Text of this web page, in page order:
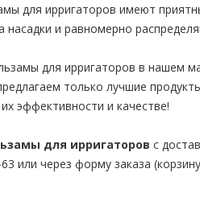
для ирригаторов имеют
насадки и равномерно
для ирригаторов в нашем
только лучшие
эффективности и качестве!
для ирригаторов с
или через форму заказа